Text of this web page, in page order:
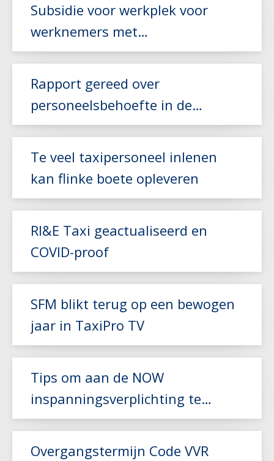
Lees meer
Subsidie voor werkplek voor
werknemers met
arbeidsbeperking
Rapport gereed over
personeelsbehoefte in de
zorgvervoer- en taxisector
Lees meer
Te veel taxipersoneel inlenen
kan flinke boete opleveren
RI&E Taxi geactualiseerd en
COVID-proof
SFM blikt terug op een bewogen
jaar in TaxiPro TV
Tips om aan de NOW
inspanningsverplichting te
voldoen
Overgangstermijn Code VVR